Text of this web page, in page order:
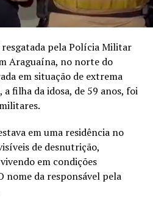
resgatada pela Polícia Militar
Araguaína, no norte do
em situação de extrema
filha da idosa, de 59 anos, foi
em uma residência no
de desnutrição,
em condições
nome da responsável pela